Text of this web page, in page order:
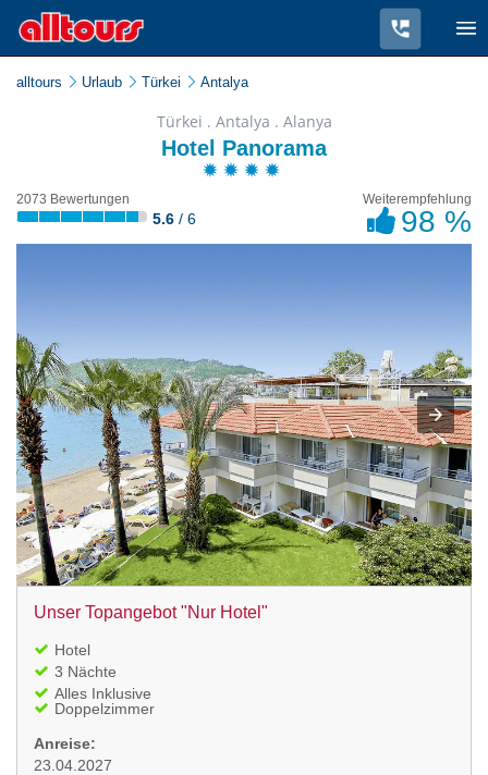
alltours Urlaub Türkei Antalya
Türkei . Antalya . Alanya
Hotel Panorama
2073 Bewertungen
5.6 / 6
Weiterempfehlung
98 %
Unser Topangebot "Nur Hotel"
Hotel
3 Nächte
Alles Inklusive
Doppelzimmer
Anreise:
23.04.2027